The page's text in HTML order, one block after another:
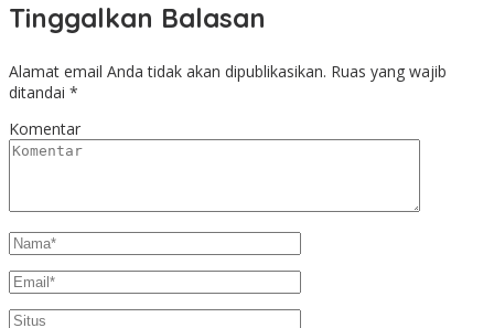
Tinggalkan Balasan
Alamat email Anda tidak akan dipublikasikan. Ruas yang wajib
ditandai *
Komentar